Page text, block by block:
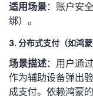
​适用场景​：账户安
绑）。
3. 分布式支付（如鸿蒙
​场景描述​：用户通
作为辅助设备弹出
成支付。依赖鸿蒙